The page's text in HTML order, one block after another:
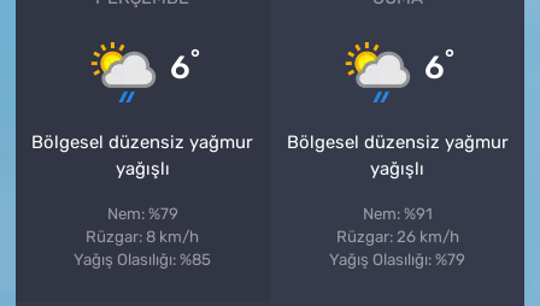
6°
Bölgesel düzensiz yağmur
yağışlı
Nem: %79
Rüzgar: 8 km/h
Yağış Olasılığı: %85
6°
Bölgesel düzensiz yağmur
yağışlı
Nem: %91
Rüzgar: 26 km/h
Yağış Olasılığı: %79